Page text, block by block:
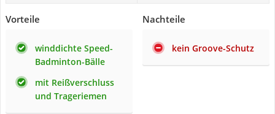
Vorteile
winddichte Speed-
Badminton-Bälle
mit Reißverschluss
und Trageriemen
Nachteile
kein Groove-Schutz